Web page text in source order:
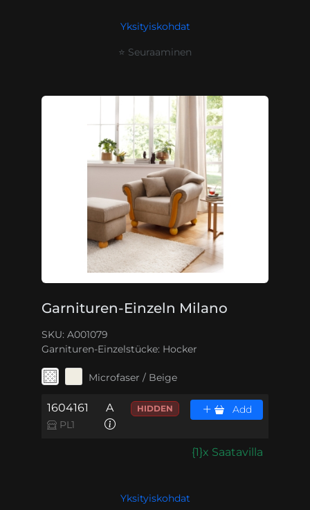
Yksityiskohdat
⭐ Seuraaminen
Garnituren-Einzeln Milano
SKU: A001079
Garnituren-Einzelstücke: Hocker
Microfaser / Beige
1604161
PL1
A HIDDEN Add
{1}x Saatavilla
Yksityiskohdat